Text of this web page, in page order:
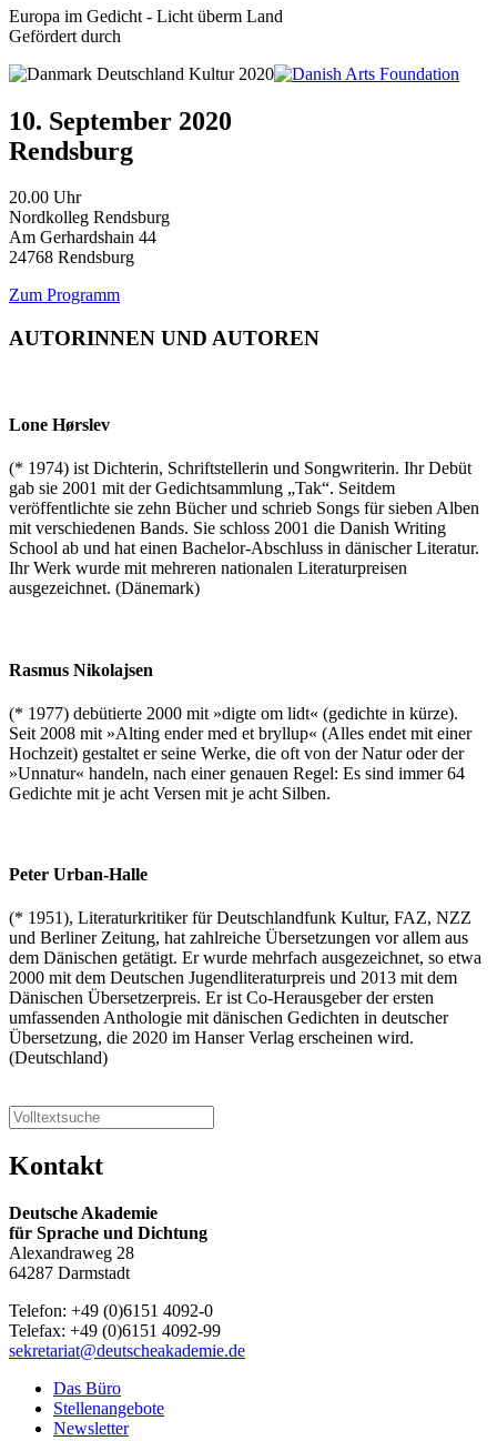
Europa im Gedicht - Licht überm Land
Gefördert durch
10. September 2020
Rendsburg
20.00 Uhr
Nordkolleg Rendsburg
Am Gerhardshain 44
24768 Rendsburg
Zum Programm
AUTORINNEN UND AUTOREN
Lone Hørslev
(* 1974) ist Dichterin, Schriftstellerin und Songwriterin. Ihr Debüt
gab sie 2001 mit der Gedichtsammlung „Tak“. Seitdem
veröffentlichte sie zehn Bücher und schrieb Songs für sieben Alben
mit verschiedenen Bands. Sie schloss 2001 die Danish Writing
School ab und hat einen Bachelor-Abschluss in dänischer Literatur.
Ihr Werk wurde mit mehreren nationalen Literaturpreisen
ausgezeichnet. (Dänemark)
Rasmus Nikolajsen
(* 1977) debütierte 2000 mit »digte om lidt« (gedichte in kürze).
Seit 2008 mit »Alting ender med et bryllup« (Alles endet mit einer
Hochzeit) gestaltet er seine Werke, die oft von der Natur oder der
»Unnatur« handeln, nach einer genauen Regel: Es sind immer 64
Gedichte mit je acht Versen mit je acht Silben.
Peter Urban-Halle
(* 1951), Literaturkritiker für Deutschlandfunk Kultur, FAZ, NZZ
und Berliner Zeitung, hat zahlreiche Übersetzungen vor allem aus
dem Dänischen getätigt. Er wurde mehrfach ausgezeichnet, so etwa
2000 mit dem Deutschen Jugendliteraturpreis und 2013 mit dem
Dänischen Übersetzerpreis. Er ist Co-Herausgeber der ersten
umfassenden Anthologie mit dänischen Gedichten in deutscher
Übersetzung, die 2020 im Hanser Verlag erscheinen wird.
(Deutschland)
Kontakt
Deutsche Akademie
für Sprache und Dichtung
Alexandraweg 28
64287 Darmstadt
Telefon: +49 (0)6151 4092-0
Telefax: +49 (0)6151 4092-99
sekretariat@deutscheakademie.de
Das Büro
Stellenangebote
Newsletter